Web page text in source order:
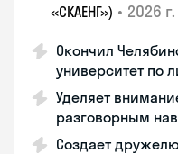
«СКАЕНГ») • 2026 г.
Окончил
университет по
Уделяет
разговорным
Создает